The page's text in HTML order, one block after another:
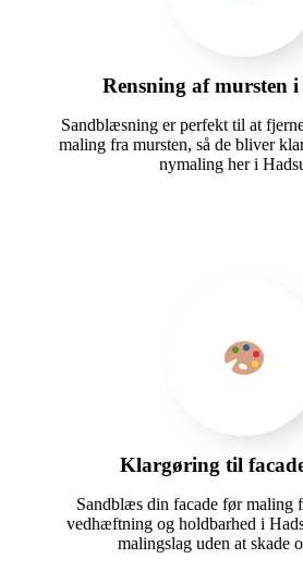
Rensning af mursten
Sandblæsning er perfekt til at
maling fra mursten, så de bliver
nymaling her i
Klargøring til
Sandblæs din facade før maling
vedhæftning og holdbarhed i
malingslag uden at skade